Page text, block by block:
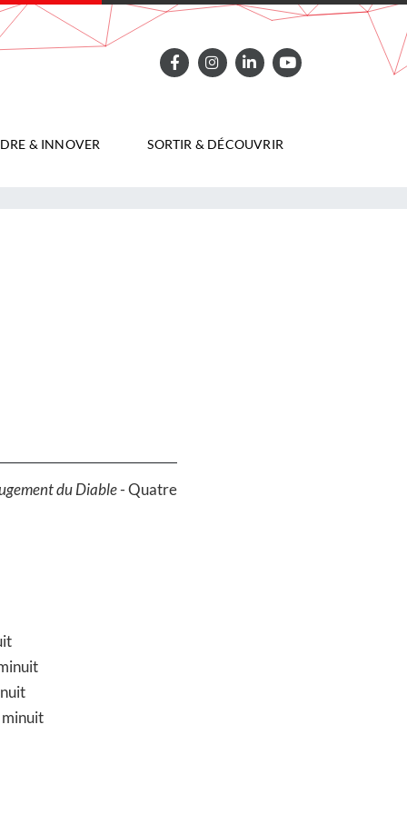
& INNOVER SORTIR & DÉCOUVRIR
du Diable- Quatre